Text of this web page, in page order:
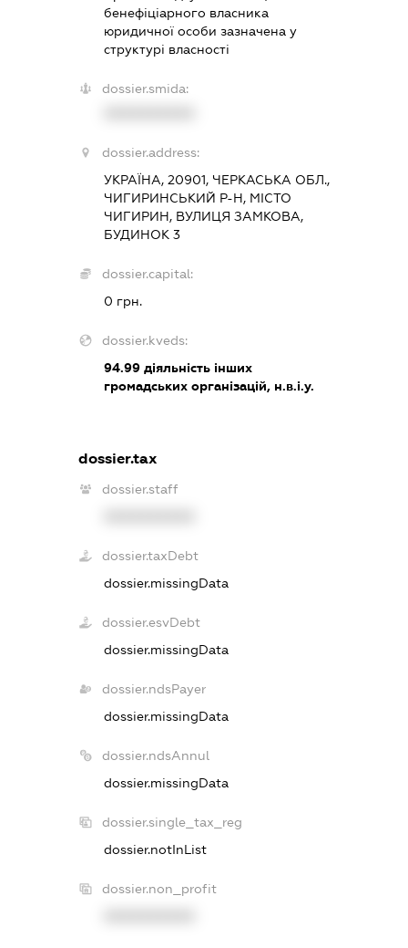
бенефіціарного власника
юридичної особи зазначена у
структурі власності
dossier.smida:
dossier.address:
УКРАЇНА, 20901, ЧЕРКАСЬКА ОБЛ.,
ЧИГИРИНСЬКИЙ Р-Н, МІСТО
ЧИГИРИН, ВУЛИЦЯ ЗАМКОВА,
БУДИНОК 3
dossier.capital:
0 грн.
dossier.kveds:
94.99діяльність інших
громадських організацій, н.в.і.у.
dossier.tax
dossier.staff
dossier.taxDebt
dossier.missingData
dossier.esvDebt
dossier.missingData
dossier.ndsPayer
dossier.missingData
dossier.ndsAnnul
dossier.missingData
dossier.single_tax_reg
dossier.notInList
dossier.non_profit